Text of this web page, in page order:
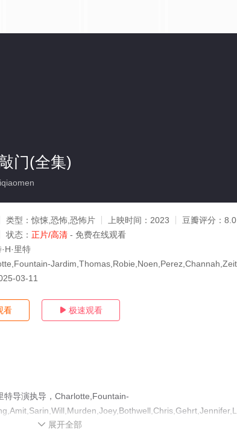
门(全集)
类型：惊悚,恐怖,恐怖片 上映时间： 2023 豆瓣评分： 8.0
状态： 正片/高清 - 免费在线观看
里特
03-11
看  极速观看
特导演执导，Charlotte,Fountain-
，大结局剧情已揭晓（1-1全集），手机免费观看高清无删减
 展开全部